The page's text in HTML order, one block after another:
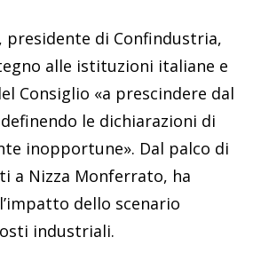
presidente di Confindustria,
alle istituzioni italiane e
Consiglio «a prescindere dal
le dichiarazioni di
inopportune». Dal palco di
a Nizza Monferrato, ha
dello scenario
industriali.